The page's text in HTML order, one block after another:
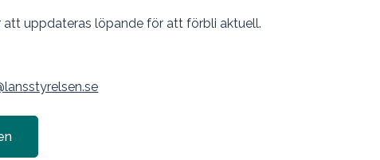
uppdateras löpande för att förbli aktuell.